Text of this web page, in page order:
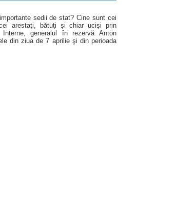
sedii de stat? Cine sunt cei
arestaţi, bătuţi şi chiar ucişi prin
generalul în rezervă Anton
din ziua de 7 aprilie şi din perioada